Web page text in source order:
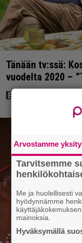
Tänään tv:ssä:
vuodelta 2020 –
Arvostamme
Tarvitsemme
Me ja huolellisesti
hyödynnämme
mainoksia.
Hyväksymällä